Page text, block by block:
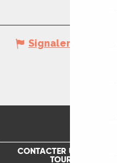
Signaler une
CONTACTER UN OFFICE DE
TOURISME